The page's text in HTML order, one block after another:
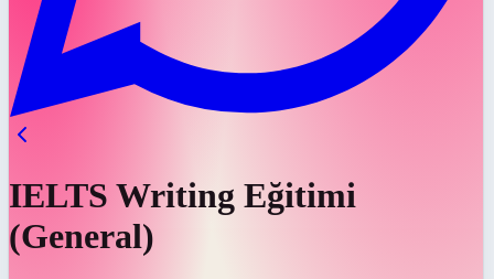
IELTS Writing Eğitimi
(General)